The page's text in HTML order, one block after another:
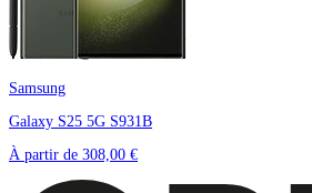
Samsung
Galaxy S25 5G S931B
À partir de 308,00 €